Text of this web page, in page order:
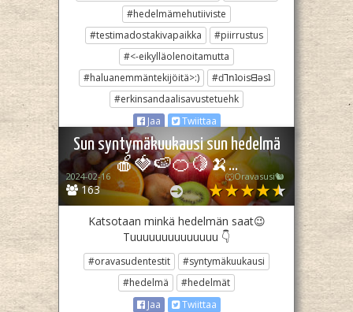
#hedelmämehutiiviste
#testimadostakivapaikka
#piirrustus
#<-eikylläolenoitamutta
#haluanemmäntekijöitä>:)
#ԁ⅂ոʇoisᗺǝsʇ
#erkinsandaalisavustetuehk
Jaa
Twiittaa
Sun syntymäkuukausi sun hedelmä
🍎🍓🍉🍊🍋🍌...
163
2024-02-16 🐺Oravasusi🐿
Katsotaan minkä hedelmän saat😉
Tuuuuuuuuuuuuuu 👇
#oravasudentestit
#syntymäkuukausi
#hedelmä
#hedelmät
Jaa
Twiittaa